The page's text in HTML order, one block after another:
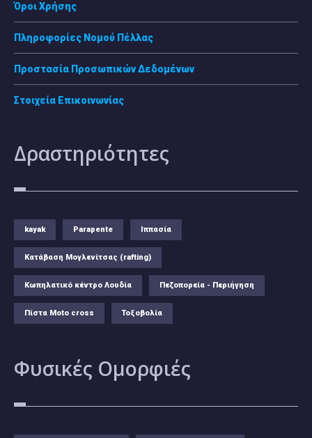
Όροι Χρήσης
Πληροφορίες Νομού Πέλλας
Προστασία Προσωπικών Δεδομένων
Στοιχεία Επικοινωνίας
Δραστηριότητες
kayak Parapente Ιππασία
Κατάβαση Μογλενίτσας (rafting)
Κωπηλατικό κέντρο Λουδία Πεζοπορεία - Περιήγηση
Πίστα Moto cross Τοξοβολία
Φυσικές Ομορφιές